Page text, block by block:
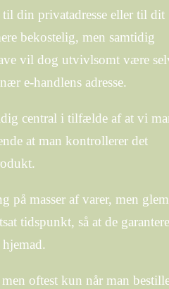
din privatadresse eller til dit
bekostelig, men samtidig
vil dog utvivlsomt være
e-handlens adresse.
central i tilfælde af at vi
at man kontrollerer det
på masser af varer, men
tidspunkt, så at de
oftest kun når man